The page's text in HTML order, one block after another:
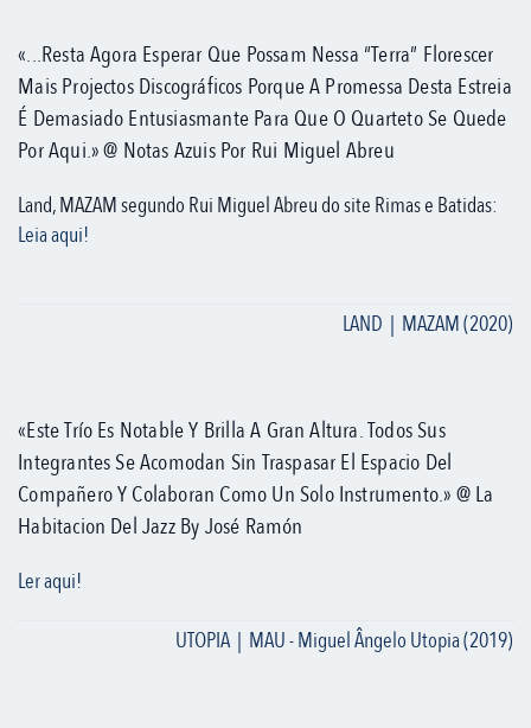
«...Resta Agora Esperar Que Possam Nessa “terra” Florescer
Mais Projectos Discográficos Porque A Promessa Desta Estreia
É Demasiado Entusiasmante Para Que O Quarteto Se Quede
Por Aqui.» @ Notas Azuis Por Rui Miguel Abreu
Land, MAZAM segundo Rui Miguel Abreu do site Rimas e Batidas:
Leia aqui!
LAND | MAZAM (2020)
«Este Trío Es Notable Y Brilla A Gran Altura. Todos Sus
Integrantes Se Acomodan Sin Traspasar El Espacio Del
Compañero Y Colaboran Como Un Solo Instrumento.» @ La
Habitacion Del Jazz By José Ramón
Ler aqui!
UTOPIA | MAU - Miguel Ângelo Utopia (2019)